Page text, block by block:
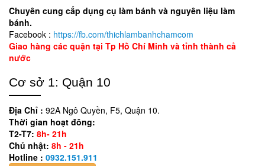
Chuyên cung cấp dụng cụ làm bánh và nguyên liệu làm
bánh.
Facebook : https://fb.com/thichlambanhchamcom
Giao hàng các quận tại Tp Hồ Chí Minh và tỉnh thành cả
nước
Cơ sở 1: Quận 10
Địa Chỉ : 92A Ngô Quyền, F5, Quận 10.
Thời gian hoạt đông:
T2-T7: 8h- 21h
Chủ nhật: 8h - 21h
Hotline : 0932.151.911